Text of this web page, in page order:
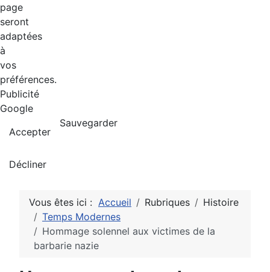
Vous êtes ici : Accueil Rubriques
Histoire
Temps Modernes
Hommage solennel aux victimes de la
barbarie nazie
page
seront
adaptées
à
vos
préférences.
Publicité
Google
Accepter
Décliner
Sauvegarder